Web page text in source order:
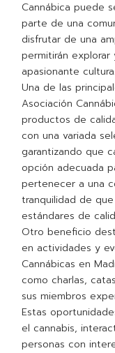
Cannábica puede
parte de una
disfrutar de una
permitirán explorar
apasionante cultura.
Una de las
Asociación
productos de
con una variada
garantizando que
opción adecuada
pertenecer a una
tranquilidad de
estándares de
Otro beneficio
en actividades y
Cannábicas en
como charlas,
sus miembros
Estas
el cannabis,
personas con